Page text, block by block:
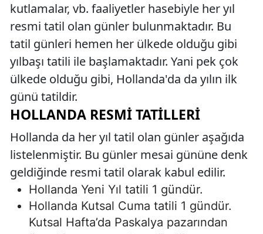
kutlamalar, vb. faaliyetler hasebiyle her yıl
resmi tatil olan günler bulunmaktadır. Bu
tatil günleri hemen her ülkede olduğu gibi
yılbaşı tatili ile başlamaktadır. Yani pek çok
ülkede olduğu gibi, Hollanda'da da yılın ilk
günü tatildir.
HOLLANDA RESMI TATILLERI
Hollanda da her yıl tatil olan günler aşağıda
listelenmiştir. Bu günler mesai gününe denk
geldiğinde resmi tatil olarak kabul edilir.
Hollanda Yeni Yıl tatili 1 gündür.
Hollanda Kutsal Cuma tatili 1 gündür.
Kutsal Hafta’da Paskalya pazarından